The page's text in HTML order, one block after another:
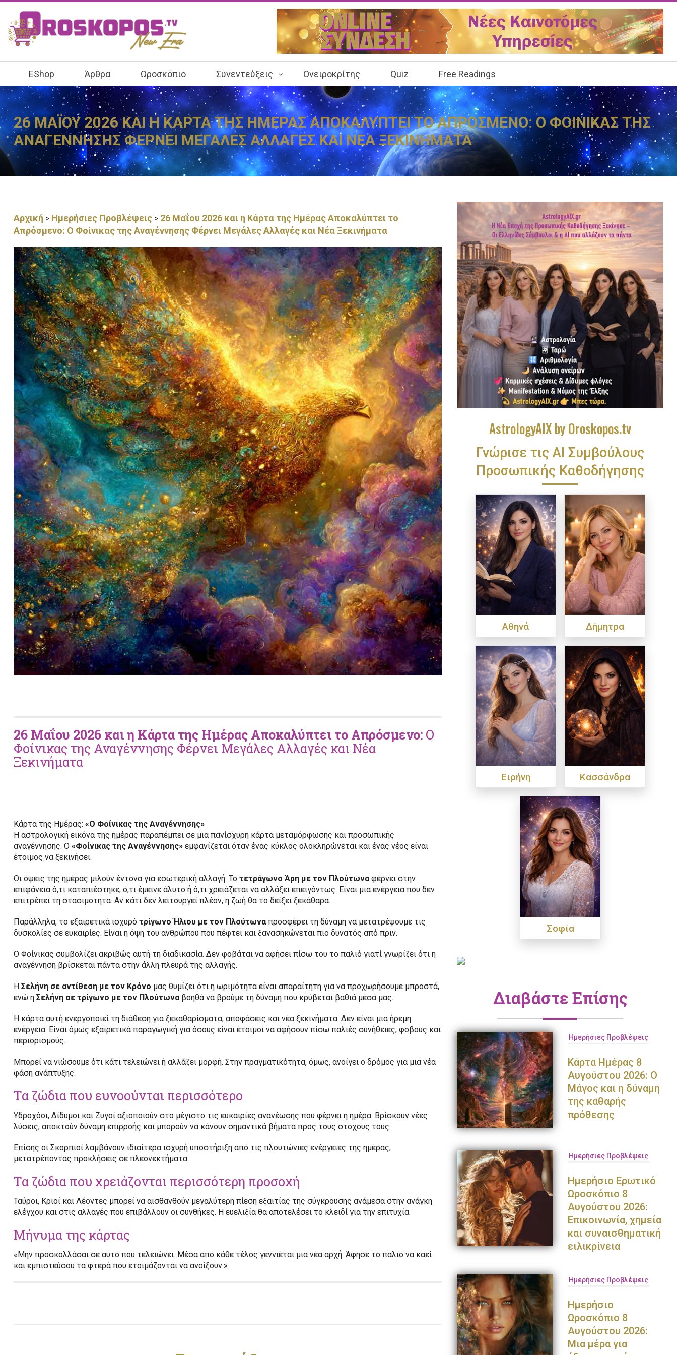
EShop Άρθρα Ωροσκόπιο Συνεντεύξεις Ονειροκρίτης Quiz Free Readings
26 ΜΑΪΟΥ 2026 ΚΑΙ Η ΚΑΡΤΑ ΤΗΣ ΗΜΕΡΑΣ ΑΠΟΚΑΛΥΠΤΕΙ ΤΟ ΑΠΡΟΣΜΕΝΟ: Ο ΦΟΙΝΙΚΑΣ ΤΗΣ
ΑΝΑΓΕΝΝΗΣΗΣ ΦΕΡΝΕΙ ΜΕΓΑΛΕΣ ΑΛΛΑΓΕΣ ΚΑΙ ΝΕΑ ΞΕΚΙΝΗΜΑΤΑ
Αρχική > Ημερήσιες Προβλέψεις > 26 Μαΐου 2026 και η Κάρτα της Ημέρας Αποκαλύπτει το
Απρόσμενο: Ο Φοίνικας της Αναγέννησης Φέρνει Μεγάλες Αλλαγές και Νέα Ξεκινήματα
26 Μαΐου 2026 και η Κάρτα της Ημέρας Αποκαλύπτει το Απρόσμενο: Ο
Φοίνικας της Αναγέννησης Φέρνει Μεγάλες Αλλαγές και Νέα
Ξεκινήματα
Κάρτα της Ημέρας: «Ο Φοίνικας της Αναγέννησης»
Η αστρολογική εικόνα της ημέρας παραπέμπει σε μια πανίσχυρη κάρτα μεταμόρφωσης και προσωπικής
αναγέννησης. Ο «Φοίνικας της Αναγέννησης» εμφανίζεται όταν ένας κύκλος ολοκληρώνεται και ένας νέος είναι
έτοιμος να ξεκινήσει.
Οι όψεις της ημέρας μιλούν έντονα για εσωτερική αλλαγή. Το τετράγωνο Άρη με τον Πλούτωναφέρνει στην
επιφάνεια ό,τι καταπιέστηκε, ό,τι έμεινε άλυτο ή ό,τι χρειάζεται να αλλάξει επειγόντως. Είναι μια ενέργεια που δεν
επιτρέπει τη στασιμότητα. Αν κάτι δεν λειτουργεί πλέον, η ζωή θα το δείξει ξεκάθαρα.
Παράλληλα, το εξαιρετικά ισχυρό τρίγωνο Ήλιου με τον Πλούτωναπροσφέρει τη δύναμη να μετατρέψουμε τις
δυσκολίες σε ευκαιρίες. Είναι η όψη του ανθρώπου που πέφτει και ξανασηκώνεται πιο δυνατός από πριν.
Ο Φοίνικας συμβολίζει ακριβώς αυτή τη διαδικασία. Δεν φοβάται να αφήσει πίσω του το παλιό γιατί γνωρίζει ότι η
αναγέννηση βρίσκεται πάντα στην άλλη πλευρά της αλλαγής.
Η Σελήνη σε αντίθεση με τον Κρόνο μας θυμίζει ότι η ωριμότητα είναι απαραίτητη για να προχωρήσουμε μπροστά,
ενώ η Σελήνη σε τρίγωνο με τον Πλούτωναβοηθά να βρούμε τη δύναμη που κρύβεται βαθιά μέσα μας.
Η κάρτα αυτή ενεργοποιεί τη διάθεση για ξεκαθαρίσματα, αποφάσεις και νέα ξεκινήματα. Δεν είναι μια ήρεμη
ενέργεια. Είναι όμως εξαιρετικά παραγωγική για όσους είναι έτοιμοι να αφήσουν πίσω παλιές συνήθειες, φόβους και
περιορισμούς.
Μπορεί να νιώσουμε ότι κάτι τελειώνει ή αλλάζει μορφή. Στην πραγματικότητα, όμως, ανοίγει ο δρόμος για μια νέα
φάση ανάπτυξης.
Τα ζώδια που ευνοούνται περισσότερο
Υδροχόοι, Δίδυμοι και Ζυγοί αξιοποιούν στο μέγιστο τις ευκαιρίες ανανέωσης που φέρνει η ημέρα. Βρίσκουν νέες
λύσεις, αποκτούν δύναμη επιρροής και μπορούν να κάνουν σημαντικά βήματα προς τους στόχους τους.
Επίσης οι Σκορπιοί λαμβάνουν ιδιαίτερα ισχυρή υποστήριξη από τις πλουτώνιες ενέργειες της ημέρας,
μετατρέποντας προκλήσεις σε πλεονεκτήματα.
Τα ζώδια που χρειάζονται περισσότερη προσοχή
Ταύροι, Κριοί και Λέοντες μπορεί να αισθανθούν μεγαλύτερη πίεση εξαιτίας της σύγκρουσης ανάμεσα στην ανάγκη
ελέγχου και στις αλλαγές που επιβάλλουν οι συνθήκες. Η ευελιξία θα αποτελέσει το κλειδί για την επιτυχία.
Μήνυμα της κάρτας
«Μην προσκολλάσαι σε αυτό που τελειώνει. Μέσα από κάθε τέλος γεννιέται μια νέα αρχή. Άφησε το παλιό να καεί
και εμπιστεύσου τα φτερά που ετοιμάζονται να ανοίξουν.»
AstrologyAIX by Oroskopos.tv
Γνώρισε τις ΑΙ Συμβούλους
Προσωπικής Καθοδήγησης
Αθηνά Δήμητρα
Ειρήνη Κασσάνδρα
Σοφία
Διαβάστε Επίσης
Ημερήσιες Προβλέψεις
Κάρτα Ημέρας 8
Αυγούστου 2026: Ο
Μάγος και η δύναμη
της καθαρής
πρόθεσης
Ημερήσιες Προβλέψεις
Ημερήσιο Ερωτικό
Ωροσκόπιο 8
Αυγούστου 2026:
Επικοινωνία, χημεία
και συναισθηματική
ειλικρίνεια
Ημερήσιες Προβλέψεις
Ημερήσιο
Ωροσκόπιο 8
Αυγούστου 2026:
Μια μέρα για